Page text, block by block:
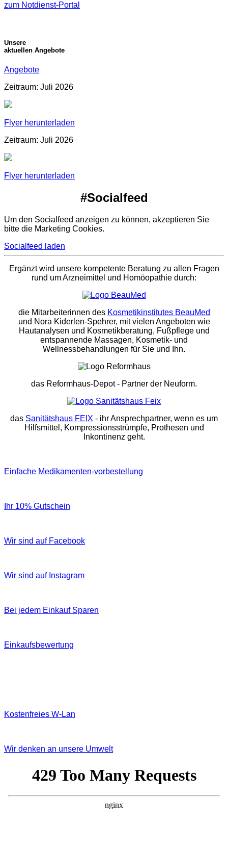
zum Notdienst-Portal
Unsere
aktuellen Angebote
Angebote
Zeitraum: Juli 2026
Flyer herunterladen
Zeitraum: Juli 2026
Flyer herunterladen
#Socialfeed
Um den Socialfeed anzeigen zu können, akzeptieren Sie
bitte die Marketing Cookies.
Socialfeed laden
Ergänzt wird unsere kompetente Beratung zu allen Fragen
rund um Arzneimittel und Homöopathie durch:
die Mitarbeiterinnen des Kosmetikinstitutes BeauMed
und Nora Kiderlen-Spehrer, mit vielen Angeboten wie
Hautanalysen und Kosmetikberatung, Fußpflege und
entspannende Massagen, Kosmetik- und
Wellnessbehandlungen für Sie und Ihn.
das Reformhaus-Depot- Partner der Neuform.
das Sanitätshaus FEIX - ihr Ansprechpartner, wenn es um
Hilfsmittel, Kompressionsstrümpfe, Prothesen und
Inkontinenz geht.
Einfache Medikamenten-vorbestellung
Ihr 10% Gutschein
Wir sind auf Facebook
Wir sind auf Instagram
Bei jedem Einkauf Sparen
Einkaufsbewertung
Kostenfreies W‐Lan
Wir denken an unsere Umwelt